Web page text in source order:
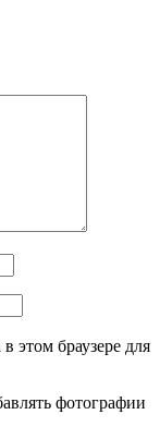
этом браузере для
фотографии